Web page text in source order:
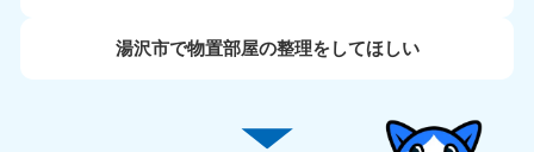
湯沢市で物置部屋の整理をしてほしい